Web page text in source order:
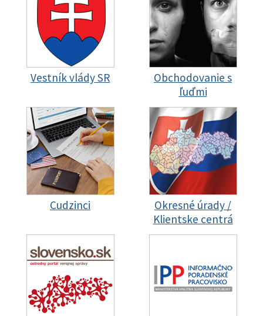
Vestník vlády SR
Obchodovanie s
ľuďmi
Cudzinci
Okresné úrady /
Klientske centrá